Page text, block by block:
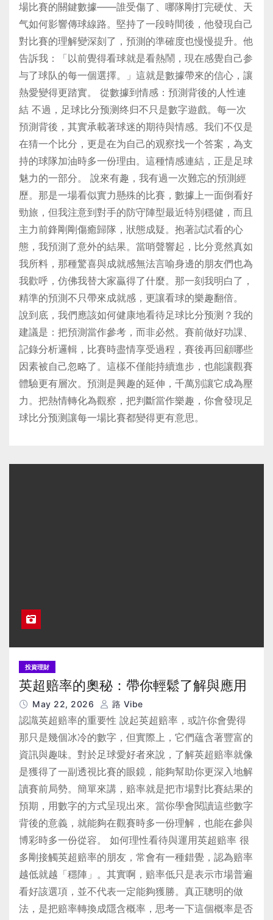
場比賽的關鍵數據——誰受傷了、哪隊剛打完硬仗、天
气如何影響傳球線路。堅持了一段時間後，他發現自己
對比賽的理解變深刻了，預測的準確度也慢慢提升。他
告訴我：「以前覺得看球就是看熱鬧，現在感覺自己参
与了球队的每一個選擇。」這就是數據帶來的信心，讓
熱愛變得更踏實。 從數據到情感：預測背後的人性連
結 不過，足球比分预测终归不只是數字遊戲。每一次
預測背後，其實承載著球迷的期待與情感。我们不仅是
在猜一个比分，更是在为自己的观察找一个答案，為支
持的球隊加油時多一份理由。這種情感連結，正是足球
魅力的一部分。 說來有趣，我有過一次難忘的預測經
歷。那是一場看似實力懸殊的比賽，數據上一面倒看好
勁旅，但我注意到對手的防守陣型最近特別穩健，而且
主力前鋒剛剛傷癒歸隊，狀態成疑。抱著試試看的心
態，我預測了意外的結果。當哨聲響起，比分竟然真如
我所料，那種驚喜與成就感無法言喻身邊的朋友們也為
我歡呼，仿佛我替大家贏得了什麼。那一刻我明白了，
精準的預測不只帶來成就感，更讓看球的樂趣翻倍。
說到底，我們應該如何健康地看待足球比分预测？我的
建議是：把預測當作參考，而非必然。賽前做好功課、
記錄分析邏輯，比賽時盡情享受過程，賽後再回顧哪些
因素被自己忽略了。這樣不僅能持續進步，也能讓觀賽
體驗更有層次。預測是興趣的延伸，千萬別讓它成為壓
力。把熱情轉化為觀察，把判斷當作樂趣，你會發現足
球比分预测讓每一場比賽都變得更有意思。
投資理財
英超赔率的奧秘：帶你輕鬆了解與應用
May 22, 2026 路 Vibe
認識英超赔率的重要性 說起英超赔率，或許你會覺得
那只是幾個冰冷的數字，但實際上，它們蘊含著豐富的
資訊與趣味。對於足球愛好者來說，了解英超赔率就像
是獲得了一副透視比賽的眼鏡，能夠幫助你更深入地解
讀賽前局勢。簡單來講，赔率就是把市場對比賽結果的
預期，用數字的方式呈現出來。當你學會閱讀這些數字
背後的意義，就能夠在觀賽時多一份理解，也能在參與
博彩時多一份從容。 如何理性看待與運用英超赔率 很
多剛接觸英超赔率的朋友，常會有一種錯覺，認為赔率
越低就越「穩陣」。其實啊，赔率低只是表示市場普遍
看好該選項，並不代表一定能夠獲勝。真正聰明的做
法，是把赔率轉換成隱含概率，思考一下這個概率是否